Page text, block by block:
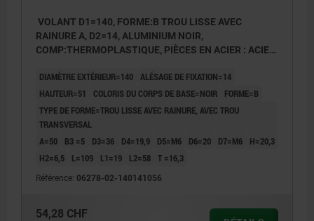
VOLANT D1=140, FORME:B TROU LISSE AVEC
RAINURE A, D2=14, ALUMINIUM NOIR,
COMP:THERMOPLASTIQUE, PIÈCES EN ACIER : ACIER,
DIAMÈTRE EXTÉRIEUR=140
ALÉSAGE DE FIXATION=14
HAUTEUR=51
COLORIS DU CORPS DE BASE=NOIR
FORME=B
TYPE DE FORME=TROU LISSE AVEC RAINURE, AVEC TROU
TRANSVERSAL
A=50
B3 =5 D3=36 D4=19,9 D5=M6 D6=20 D7=M6
H=20,3
H2=6,5
L=109 L1=19 L2=58 T =16,3
Référence: 06278-02-140141056
54,28 CHF